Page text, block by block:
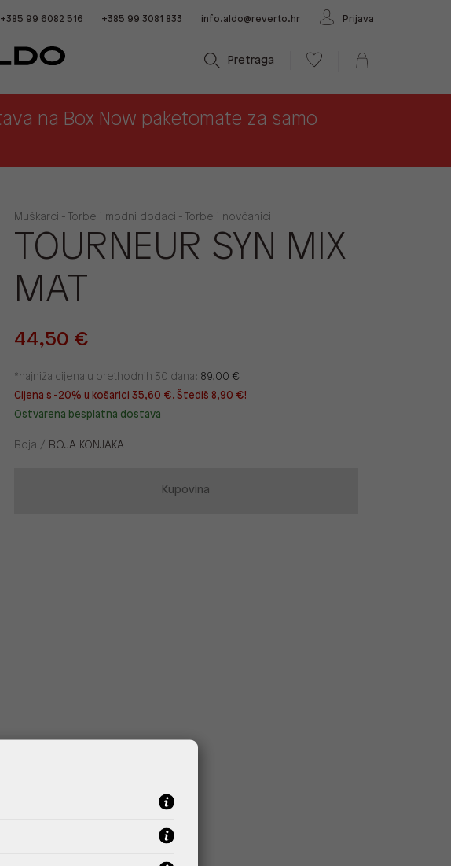
+385 99 6082 516 +385 99 3081 833 info.aldo@reverto.hr Prijava
Pretraga
na Box Now paketomate za samo
Muškarci - Torbe i modni dodaci - Torbe i novčanici
TOURNEUR SYN MIX
MAT
44,50 €
*najniža cijena u prethodnih 30 dana: 89,00 €
Cijena s -20% u košarici 35,60 €. Štediš 8,90 €!
Ostvarena besplatna dostava
Boja / BOJA KONJAKA
Kupovina